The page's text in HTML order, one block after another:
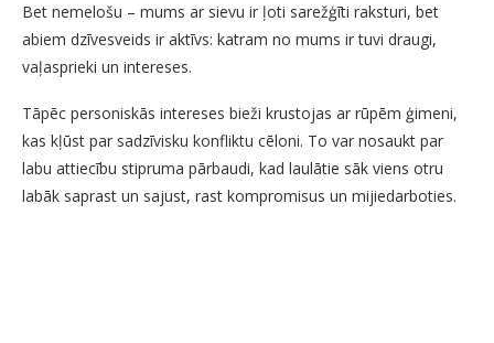
Bet nemelošu – mums ar sievu ir ļoti sarežģīti raksturi, bet
abiem dzīvesveids ir aktīvs: katram no mums ir tuvi draugi,
vaļasprieki un intereses.
Tāpēc personiskās intereses bieži krustojas ar rūpēm ģimeni,
kas kļūst par sadzīvisku konfliktu cēloni. To var nosaukt par
labu attiecību stipruma pārbaudi, kad laulātie sāk viens otru
labāk saprast un sajust, rast kompromisus un mijiedarboties.